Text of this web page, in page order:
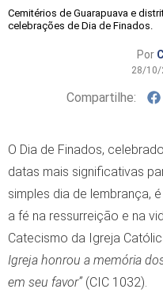
Cemitérios de Guarapuava e
celebrações de Dia de Finados.
Por
28/10/
Compartilhe:
O Dia de Finados,
datas mais significativas
simples dia de lembrança,
a fé na ressurreição e na
Catecismo da Igreja
Igreja honrou a memória
em seu favor”(CIC 1032).